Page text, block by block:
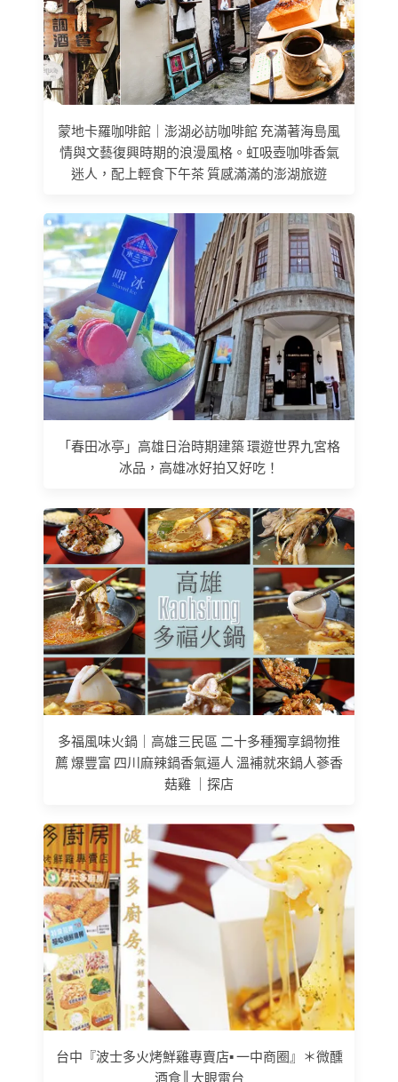
蒙地卡羅咖啡館｜澎湖必訪咖啡館 充滿著海島風
情與文藝復興時期的浪漫風格。虹吸壺咖啡香氣
迷人，配上輕食下午茶 質感滿滿的澎湖旅遊
「春田冰亭」高雄日治時期建築 環遊世界九宮格
冰品，高雄冰好拍又好吃！
多福風味火鍋｜高雄三民區 二十多種獨享鍋物推
薦 爆豐富 四川麻辣鍋香氣逼人 溫補就來鍋人蔘香
菇雞 ｜探店
台中『波士多火烤鮮雞專賣店▪ 一中商圈』＊微醺
酒食║大眼電台